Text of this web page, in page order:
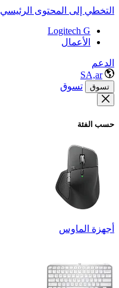
التخطي إلى المحتوى الرئيسي
Logitech G
الأعمال
الدعم
SA,ar
تسوق تسوق
حسب الفئة
أجهزة الماوس